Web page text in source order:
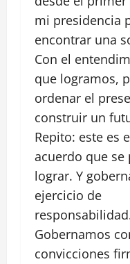
mi presidencia
encontrar una
Con el
que logramos,
ordenar el
construir un
Repito: este es
acuerdo que se
lograr. Y
ejercicio de
Gobernamos
convicciones